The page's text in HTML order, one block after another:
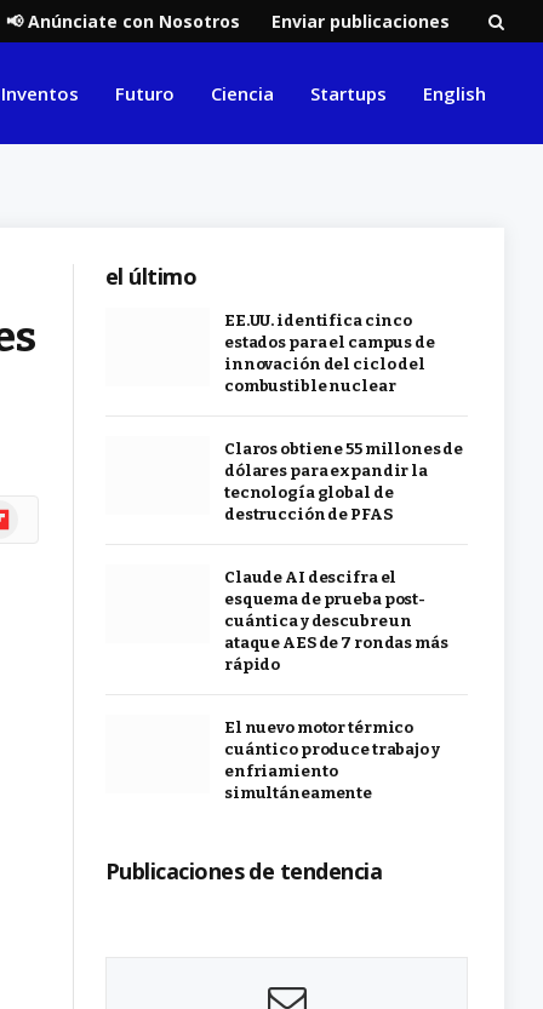
📢 Anúnciate con Nosotros Enviar publicaciones
Inventos Futuro Ciencia Startups English
el último
EE.UU. identifica cinco
estados para el campus de
innovación del ciclo del
combustible nuclear
Claros obtiene 55 millones de
dólares para expandir la
tecnología global de
destrucción de PFAS
Claude AI descifra el
esquema de prueba post-
cuántica y descubre un
ataque AES de 7 rondas más
rápido
El nuevo motor térmico
cuántico produce trabajo y
enfriamiento
simultáneamente
Publicaciones de tendencia